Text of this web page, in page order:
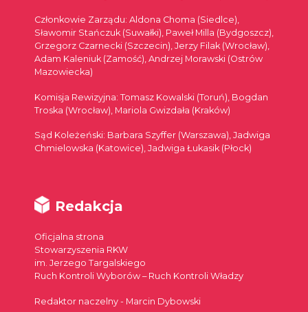
Członkowie Zarządu: Aldona Choma (Siedlce),
Sławomir Stańczuk (Suwałki), Paweł Milla (Bydgoszcz),
Grzegorz Czarnecki (Szczecin), Jerzy Filak (Wrocław),
Adam Kaleniuk (Zamość), Andrzej Morawski (Ostrów
Mazowiecka)
Komisja Rewizyjna: Tomasz Kowalski (Toruń), Bogdan
Troska (Wrocław), Mariola Gwizdała (Kraków)
Sąd Koleżeński: Barbara Szyffer (Warszawa), Jadwiga
Chmielowska (Katowice), Jadwiga Łukasik (Płock)
Redakcja
Oficjalna strona
Stowarzyszenia RKW
im. Jerzego Targalskiego
Ruch Kontroli Wyborów – Ruch Kontroli Władzy
Redaktor naczelny - Marcin Dybowski